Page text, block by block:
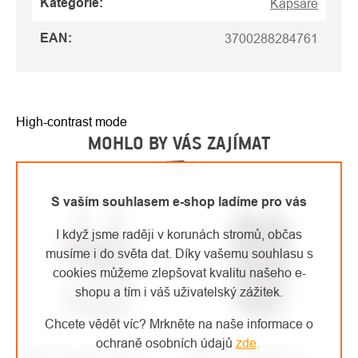
S vaším souhlasem e-shop ladíme pro vás
I když jsme raději v korunách stromů, občas
musíme i do světa dat. Díky vašemu souhlasu s
cookies můžeme zlepšovat kvalitu našeho e-
shopu a tím i váš uživatelský zážitek.
Chcete vědět víc? Mrkněte na naše informace o
ochraně osobních údajů zde.
Kategorie: Kapsáře
EAN : 3700288284761
High-contrast mode
MOHLO BY VÁS ZAJÍMAT